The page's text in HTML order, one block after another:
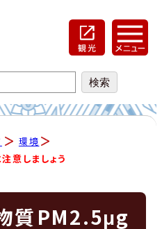
環境
意しましょう
質PM2.5μg